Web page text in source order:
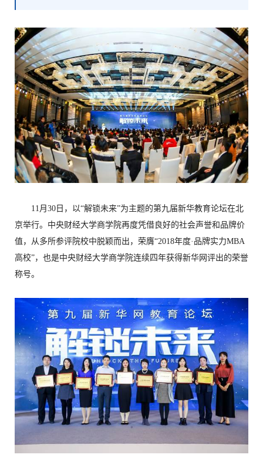
11月30日，以“解锁未来”为主题的第九届新华教育论坛在北
京举行。中央财经大学商学院再度凭借良好的社会声誉和品牌价
值，从多所参评院校中脱颖而出，荣膺“2018年度·品牌实力MBA
高校”，也是中央财经大学商学院连续四年获得新华网评出的荣誉
称号。